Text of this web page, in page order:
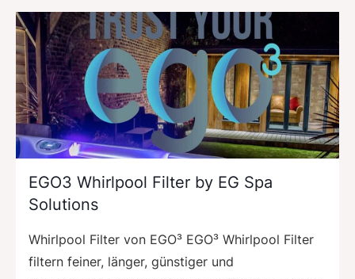
EGO3 Whirlpool Filter by EG Spa
Solutions
Whirlpool Filter von EGO³ EGO³ Whirlpool Filter
filtern feiner, länger, günstiger und